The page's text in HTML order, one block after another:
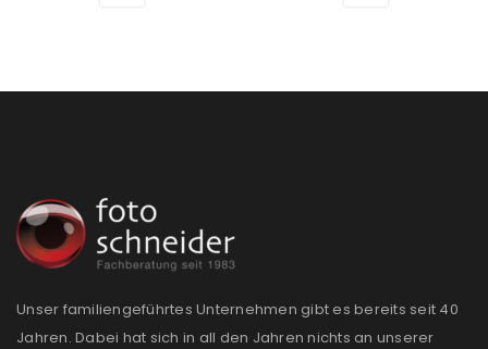
Ich stimme zu
akzeptiere dieDatenschutzerklärung. *
Unser familiengeführtes Unternehmen gibt es bereits seit 40
Jahren. Dabei hat sich in all den Jahren nichts an unserer